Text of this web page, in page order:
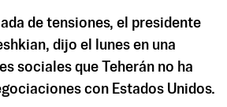
de tensiones, el presidente
dijo el lunes en una
sociales que Teherán no ha
con Estados Unidos.